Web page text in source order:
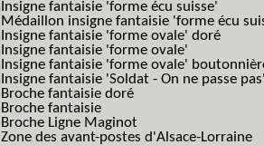
Insigne fantaisie 'forme écu suisse'
Médaillon insigne fantaisie 'forme écu
Insigne fantaisie 'forme ovale' doré
Insigne fantaisie 'forme ovale'
Insigne fantaisie 'forme ovale'
Insigne fantaisie 'Soldat - On ne passe
Broche fantaisie doré
Broche fantaisie
Broche Ligne Maginot
Zone des avant-postes d'Alsace-Lorraine